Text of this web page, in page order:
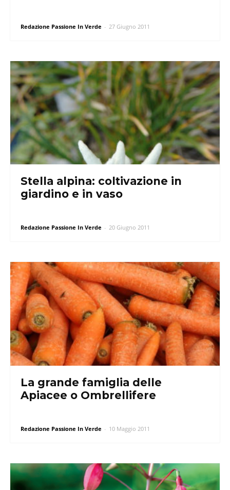
Redazione Passione In Verde - 27 Giugno 2011
Stella alpina: coltivazione in
giardino e in vaso
Redazione Passione In Verde - 20 Giugno 2011
La grande famiglia delle
Apiacee o Ombrellifere
Redazione Passione In Verde - 10 Maggio 2011